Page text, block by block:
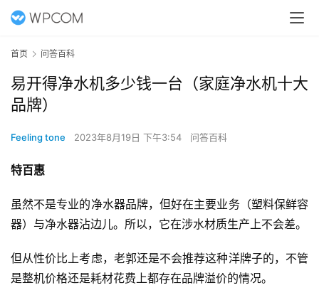
首页 问答百科
易开得净水机多少钱一台（家庭净水机十大
品牌）
Feeling tone 2023年8月19日 下午3:54 问答百科
特百惠
虽然不是专业的净水器品牌，但好在主要业务（塑料保鲜容
器）与净水器沾边儿。所以，它在涉水材质生产上不会差。
但从性价比上考虑，老郭还是不会推荐这种洋牌子的，不管
是整机价格还是耗材花费上都存在品牌溢价的情况。